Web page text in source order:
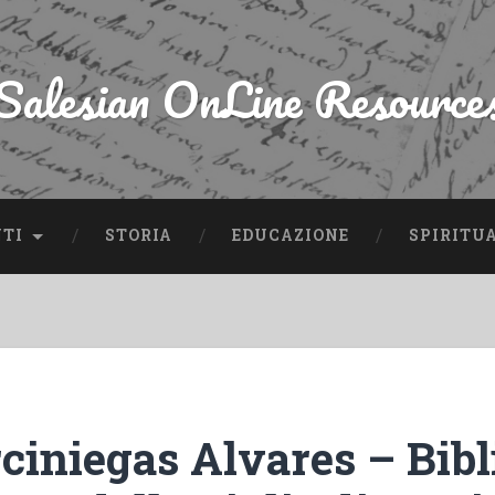
OnLine
STORIA EDUCAZIONE
Alvares –